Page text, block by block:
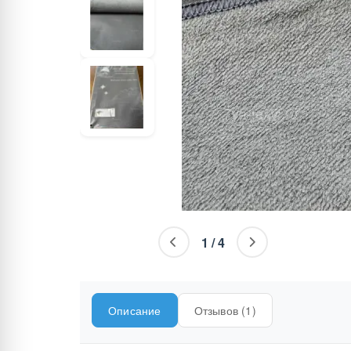
1 /4
Описание Отзывов (1)